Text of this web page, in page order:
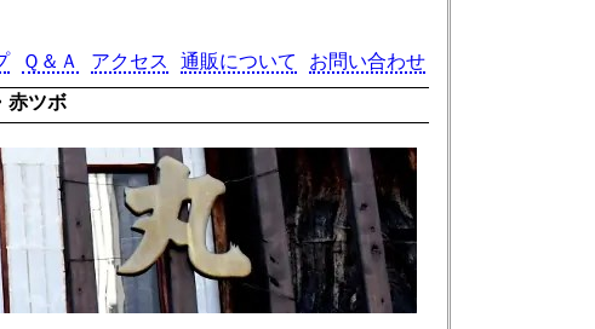
Ｑ＆Ａ アクセス 通販について
お問い合わせ
赤ツボ